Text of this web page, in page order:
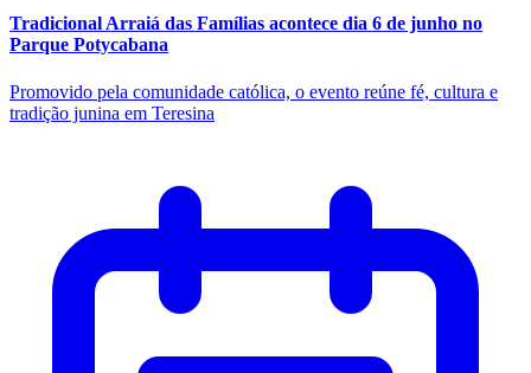
Tradicional Arraiá das Famílias acontece dia 6 de junho no
Parque Potycabana
Promovido pela comunidade católica, o evento reúne fé, cultura e
tradição junina em Teresina